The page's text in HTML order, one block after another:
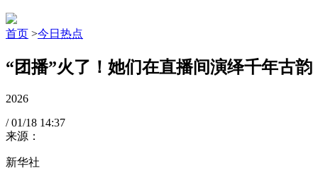
首页 >今日热点
“团播”火了！她们在直播间演绎千年古韵
2026
/ 01/18 14:37
来源：
新华社